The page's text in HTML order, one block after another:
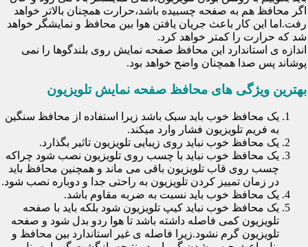
اگر محافظ هم به صفحه چسبیده باشد،حرارت همچنان بالاتر خواهد
رفت.اما این کار باعث جریان یافتن هوا بین محافظ و نمایشگر خواهد
شد که حرارت را کمتر خواهد کرد.
اندازه ی استاندارد این محافظ صفحه نمایش روی بلندگوها را نمی
پوشاند پس صدا همچنان واضح خواهد بود.
بهترین ویژگی های محافظ صفحه نمایش تلویزیون
یک محافظ خوب باید سبک باشد زیرا استفاده از محافظ سنگین
به فریم تلویزیون فشار وارد میکند.
یک محافظ خوب نباید روی زیبایی تلویزیون تاثیر بگذارد.
یک محافظ خوب نباید با چسب روی تلویزیون نصب شود چراکه
چسب روی قاب تلویزیون باقی می ماند و همچنین محافظ باید
در زمان تمییز کردن تلویزیون به راحتی جدا و دوباره نصب شود.
یک محافظ خوب باید نسبت به ضربه مقاوم باشد.
یک محافظ خوب نباید کیپ تلویزیون شود بلکه باید با صفحه
تلویزیون کمی فاصله داشته باشد تا هوا ردو بدل شود و صفحه
تلویزیون گرم نشود.زیرا فاصله ی غیر استاندارد بین محافظ و